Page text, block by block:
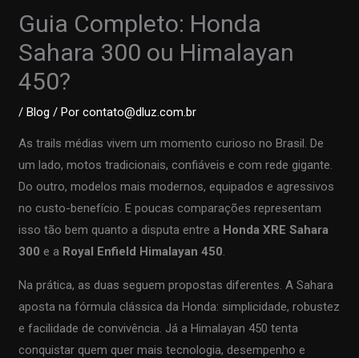
Guia Completo: Honda
Sahara 300 ou Himalayan
450?
/Blog / Porcontato@dluz.com.br
As trails médias vivem um momento curioso no Brasil. De
um lado, motos tradicionais, confiáveis e com rede gigante.
Do outro, modelos mais modernos, equipados e agressivos
no custo-benefício. E poucas comparações representam
isso tão bem quanto a disputa entre a Honda XRE Sahara
300 e a Royal Enfield Himalayan 450
Na prática, as duas seguem propostas diferentes. A Sahara
aposta na fórmula clássica da Honda: simplicidade, robustez
e facilidade de convivência. Já a Himalayan 450 tenta
conquistar quem quer mais tecnologia, desempenho e